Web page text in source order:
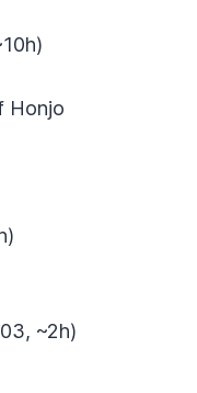
Honjo
~2h)